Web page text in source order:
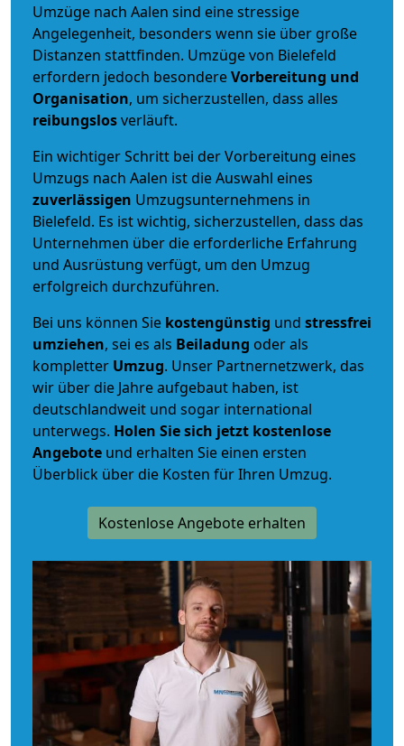
Umzüge nach Aalen sind eine stressige
Angelegenheit, besonders wenn sie über große
Distanzen stattfinden. Umzüge von Bielefeld
erfordern jedoch besondereVorbereitung und
Organisation, um sicherzustellen, dass alles
reibungslosverläuft.
Ein wichtiger Schritt bei der Vorbereitung eines
Umzugs nach Aalen ist die Auswahl eines
zuverlässigen Umzugsunternehmens in
Bielefeld. Es ist wichtig, sicherzustellen, dass das
Unternehmen über die erforderliche Erfahrung
und Ausrüstung verfügt, um den Umzug
erfolgreich durchzuführen.
Bei uns können Sie kostengünstig und stressfrei
umziehen, sei es als Beiladung oder als
kompletter Umzug. Unser Partnernetzwerk, das
wir über die Jahre aufgebaut haben, ist
deutschlandweit und sogar international
unterwegs. Holen Sie sich jetzt kostenlose
Angebote und erhalten Sie einen ersten
Überblick über die Kosten für Ihren Umzug.
Kostenlose Angebote erhalten